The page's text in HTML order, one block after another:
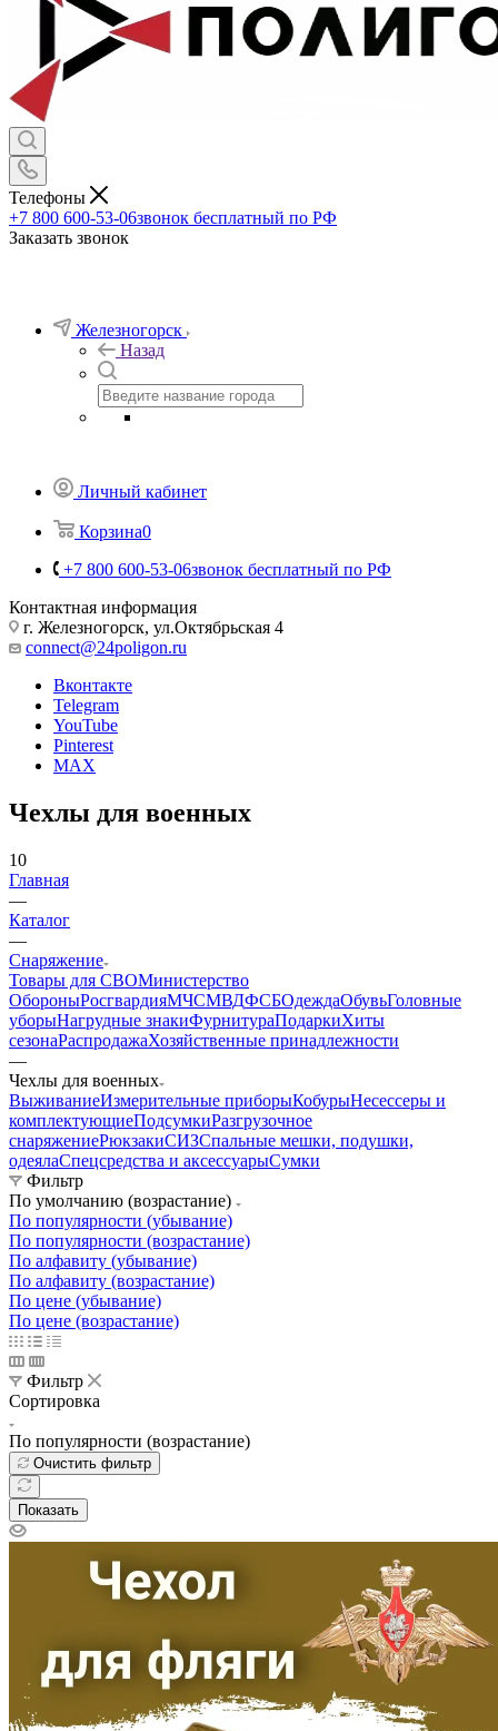
Телефоны
+7 800 600-53-06звонок бесплатный по РФ
Заказать звонок
Железногорск
Назад
Личный кабинет
Корзина0
+7 800 600-53-06звонок бесплатный по РФ
Контактная информация
г. Железногорск, ул.Октябрьская 4
connect@24poligon.ru
Вконтакте
Telegram
YouTube
Pinterest
MAX
Чехлы для военных
10
Главная
—
Каталог
—
Снаряжение
Товары для СВОМинистерство
ОбороныРосгвардияМЧСМВДФСБОдеждаОбувьГоловные
уборыНагрудные знакиФурнитураПодаркиХиты
сезонаРаспродажаХозяйственные принадлежности
—
Чехлы для военных
ВыживаниеИзмерительные приборыКобурыНесессеры и
комплектующиеПодсумкиРазгрузочное
снаряжениеРюкзакиСИЗСпальные мешки, подушки,
одеялаСпецсредства и аксессуарыСумки
Фильтр
По умолчанию (возрастание)
По популярности (убывание)
По популярности (возрастание)
По алфавиту (убывание)
По алфавиту (возрастание)
По цене (убывание)
По цене (возрастание)
Фильтр
Сортировка
По популярности (возрастание)
Очистить фильтр
Показать